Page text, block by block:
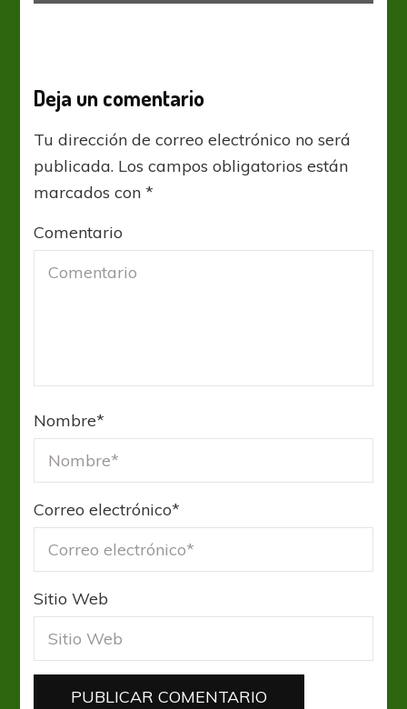
Deja un comentario
Tu dirección de correo electrónico no será
publicada. Los campos obligatorios están
marcados con*
Comentario
Nombre*
Correo electrónico*
Sitio Web